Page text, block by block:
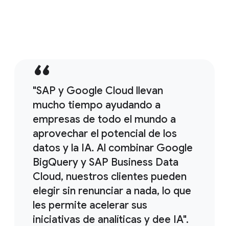
"SAP y Google Cloud llevan
mucho tiempo ayudando a
empresas de todo el mundo a
aprovechar el potencial de los
datos y la IA. Al combinar Google
BigQuery y SAP Business Data
Cloud, nuestros clientes pueden
elegir sin renunciar a nada, lo que
les permite acelerar sus
iniciativas de analíticas y dee IA".